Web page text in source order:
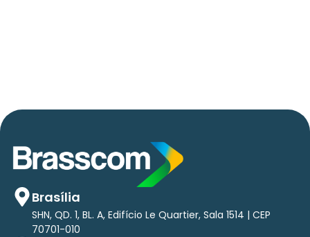
Brasília
SHN, QD. 1, BL. A, Edifício Le Quartier, Sala 1514 | CEP
70701-010